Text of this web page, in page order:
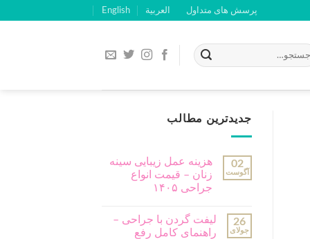
پرسش های متداول العربية English
جدیدترین مطالب
02
آگوست
هزینه عمل زیبایی سینه
زنان – قیمت انواع
جراحی ۱۴۰۵
26
جولای
لیفت گردن با جراحی –
راهنمای کامل رفع